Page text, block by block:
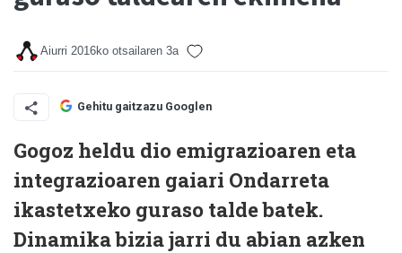
Aiurri 2016ko otsailaren 3a
Gehitu gaitzazu Googlen
Gogoz heldu dio emigrazioaren eta
integrazioaren gaiari Ondarreta
ikastetxeko guraso talde batek.
Dinamika bizia jarri du abian azken